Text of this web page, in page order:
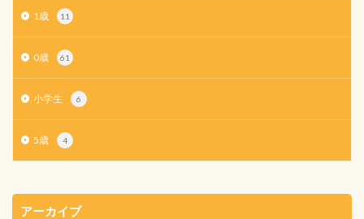
1歳 11
0歳 61
小学生 6
5歳 4
アーカイブ